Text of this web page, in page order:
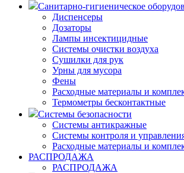
Санитарно-гигиеническое
Диспенсеры
Дозаторы
Лампы инсектицидные
Системы очистки воздуха
Сушилки для рук
Урны для мусора
Фены
Расходные материалы и
Термометры бесконтактные
Системы безопасности
Системы антикражные
Системы контроля и
Расходные материалы и
РАСПРОДАЖА
РАСПРОДАЖА